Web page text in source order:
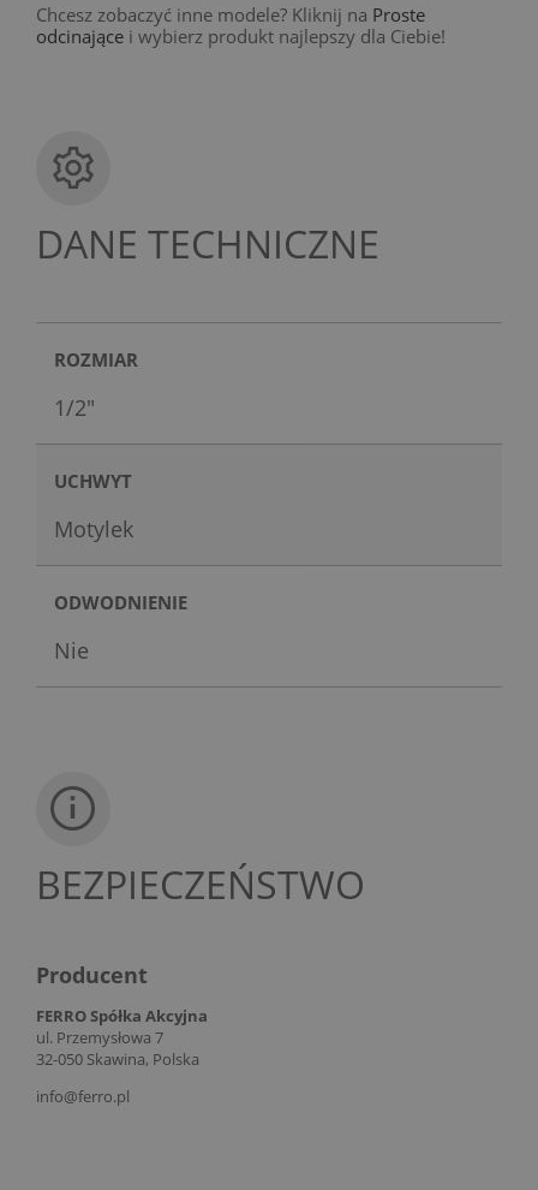
Chcesz zobaczyć inne modele? Kliknij na Proste
odcinające i wybierz produkt najlepszy dla Ciebie!
DANE TECHNICZNE
ROZMIAR
1/2"
UCHWYT
Motylek
ODWODNIENIE
Nie
BEZPIECZEŃSTWO
Producent
FERRO Spółka Akcyjna
ul. Przemysłowa 7
32-050 Skawina, Polska
info@ferro.pl